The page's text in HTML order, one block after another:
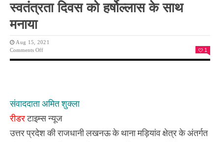
स्वतंत्रता दिवस को हर्षोल्लास के साथ
मनाया
Aug 15, 2021
Comments OffOn
75वें
दिवस
हर्षोल्लास
1
संवाददाता अमित शुक्ला
रीडरटाइम्स न्यूज
उत्तर प्रदेश की राजधानी लखनऊ के थाना मड़ियांव क्षेत्र के अंतर्गत